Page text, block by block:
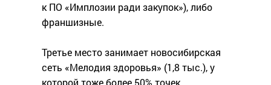
к ПО «Имплозии ради закупок»), либо
франшизные.
Третье место занимает новосибирская
сеть «Мелодия здоровья» (1,8 тыс.), у